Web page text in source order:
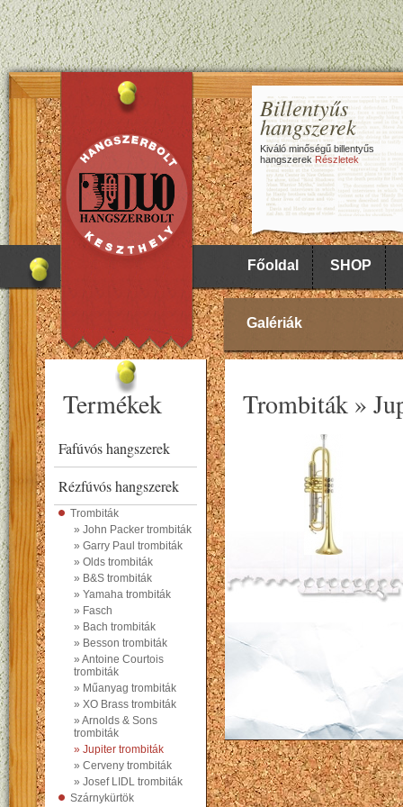
Billentyűs
hangszerek
Kiváló minőségű billentyűs
hangszerekRészletek
Főoldal SHOP
Galériák
Termékek
Fafúvós hangszerek
Rézfúvós hangszerek
Trombiták
» John Packer trombiták
» Garry Paul trombiták
» Olds trombiták
» B&S trombiták
» Yamaha trombiták
» Fasch
» Bach trombiták
» Besson trombiták
» Antoine Courtois
trombiták
» Műanyag trombiták
» XO Brass trombiták
» Arnolds & Sons
trombiták
» Jupiter trombiták
» Cerveny trombiták
» Josef LIDL trombiták
Szárnykürtök
Trombiták »